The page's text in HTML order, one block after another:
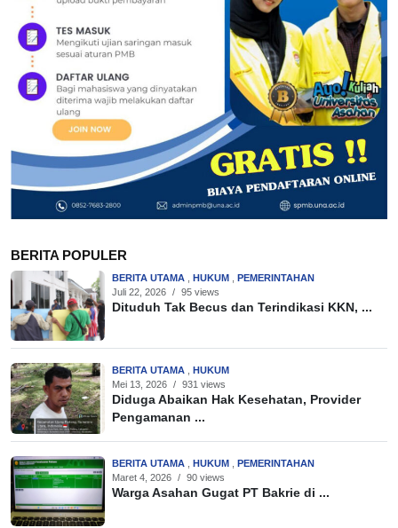
BERITA POPULER
BERITA UTAMA HUKUM
PEMERINTAHAN
Juli 22, 2026 / 95 views
Dituduh Tak Becus dan Terindikasi KKN, ...
BERITA UTAMA
HUKUM
Mei 13, 2026 / 931 views
Diduga Abaikan Hak Kesehatan, Provider
Pengamanan ...
BERITA UTAMA HUKUM
PEMERINTAHAN
Maret 4, 2026 / 90 views
Warga Asahan Gugat PT Bakrie di ...